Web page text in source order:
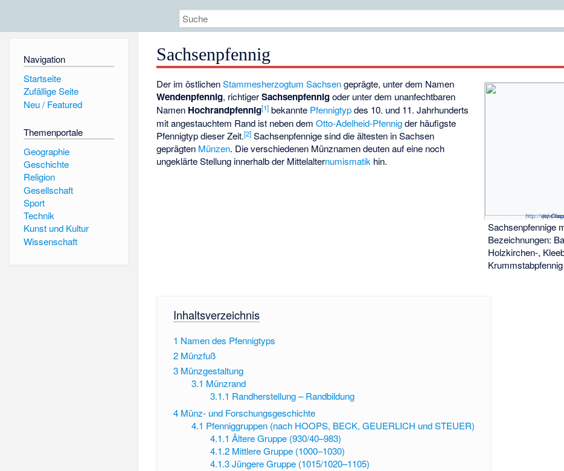
Navigation
Startseite
Zufällige Seite
Neu / Featured
Themenportale
Geographie
Geschichte
Religion
Gesellschaft
Sport
Technik
Kunst und Kultur
Wissenschaft
Sachsenpfennig
(c)
http://
Sachsenpfennige
Bezeichnungen:
Holzkirchen-,
Krummstabpfennig
Der im östlichenStammesherzogtum Sachsengeprägte, unter dem Namen
Wendenpfennig, richtigerSachsenpfennigoder unter dem unanfechtbaren
Namen Hochrandpfennig[1] bekannte Pfennigtypdes 10. und 11. Jahrhunderts
mit angestauchtem Rand ist neben demOtto-Adelheid-Pfennigder häufigste
Pfennigtyp dieser Zeit.[2] Sachsenpfennige sind die ältesten in Sachsen
geprägten Münzen. Die verschiedenen Münznamen deuten auf eine noch
ungeklärte Stellung innerhalb der Mittelalternumismatik hin.
Inhaltsverzeichnis
1 Namen des Pfennigtyps
2 Münzfuß
3 Münzgestaltung
3.1 Münzrand
3.1.1 Randherstellung – Randbildung
4 Münz- und Forschungsgeschichte
4.1 Pfenniggruppen (nach HOOPS, BECK, GEUERLICH und STEUER)
4.1.1 Ältere Gruppe (930/40–983)
4.1.2 Mittlere Gruppe (1000–1030)
4.1.3 Jüngere Gruppe (1015/1020–1105)